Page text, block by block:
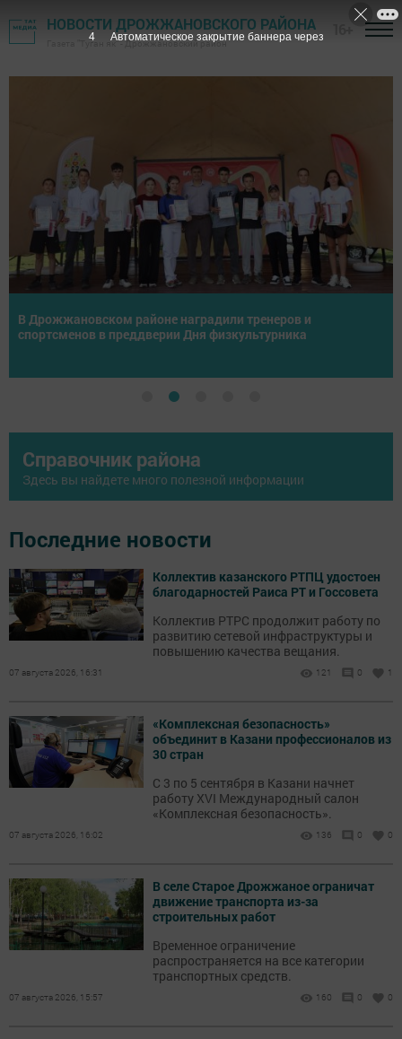
НОВОСТИ ДРОЖЖАНОВСКОГО РАЙОНА
Газета "Туган як" - Дрожжановский район
Спортивный дух и азарт: ветераны Дрожжановского
района сразились в волейболе
Справочник района
Здесь вы найдете много полезной информации
Последние новости
Коллектив казанского РТПЦ удостоен
благодарностей Раиса РТ и Госсовета
Коллектив РТРС продолжит работу по
развитию сетевой инфраструктуры и
повышению качества вещания.
07 августа 2026, 16:31 121 0 1
«Комплексная безопасность»
объединит в Казани профессионалов из
30 стран
С 3 по 5 сентября в Казани начнет
работу XVI Международный салон
«Комплексная безопасность».
07 августа 2026, 16:02 136 0 0
В селе Старое Дрожжаное ограничат
движение транспорта из-за
строительных работ
Временное ограничение
распространяется на все категории
транспортных средств.
07 августа 2026, 15:57 160 0 0
1 Автоматическое закрытие баннера через